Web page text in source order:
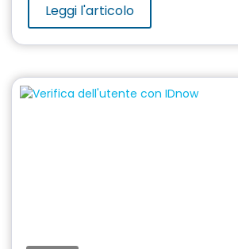
Leggi l'articolo